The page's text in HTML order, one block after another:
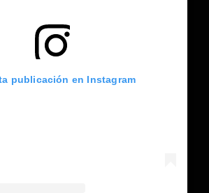
publicación en Instagram